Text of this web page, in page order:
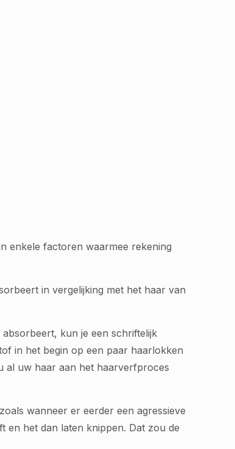
enkele factoren waarmee rekening
in vergelijking met het haar van
kun je een schriftelijk
in het begin op een paar haarlokken
al uw haar aan het haarverfproces
wanneer er eerder een agressieve
en het dan laten knippen. Dat zou de